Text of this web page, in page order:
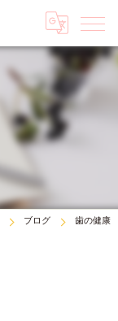
ブログ 歯の健康